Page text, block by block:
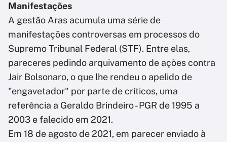
Manifestações
A gestão Aras acumula uma série de
manifestações controversas em processos do
Supremo Tribunal Federal (STF). Entre elas,
pareceres pedindo arquivamento de ações contra
Jair Bolsonaro, o que lhe rendeu o apelido de
"engavetador" por parte de críticos, uma
referência a Geraldo Brindeiro - PGR de 1995 a
2003 e falecido em 2021.
Em 18 de agosto de 2021, em parecer enviado à